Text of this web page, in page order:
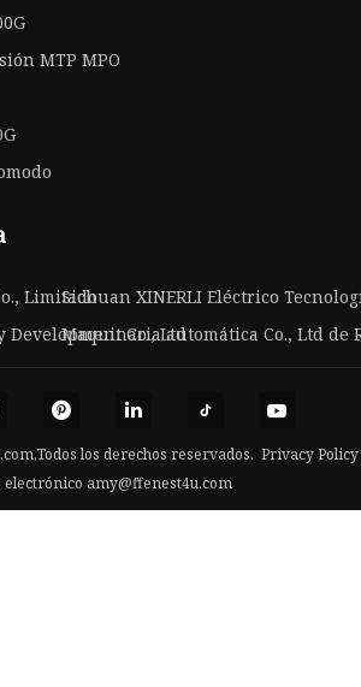
MTP MPO
LimitadoSichuan XINERLI Eléctrico
Development Co., Ltd
Maquinaria automática Co., Ltd de
los derechos reservados. Privacy Policy
electrónico amy@ffenest4u.com